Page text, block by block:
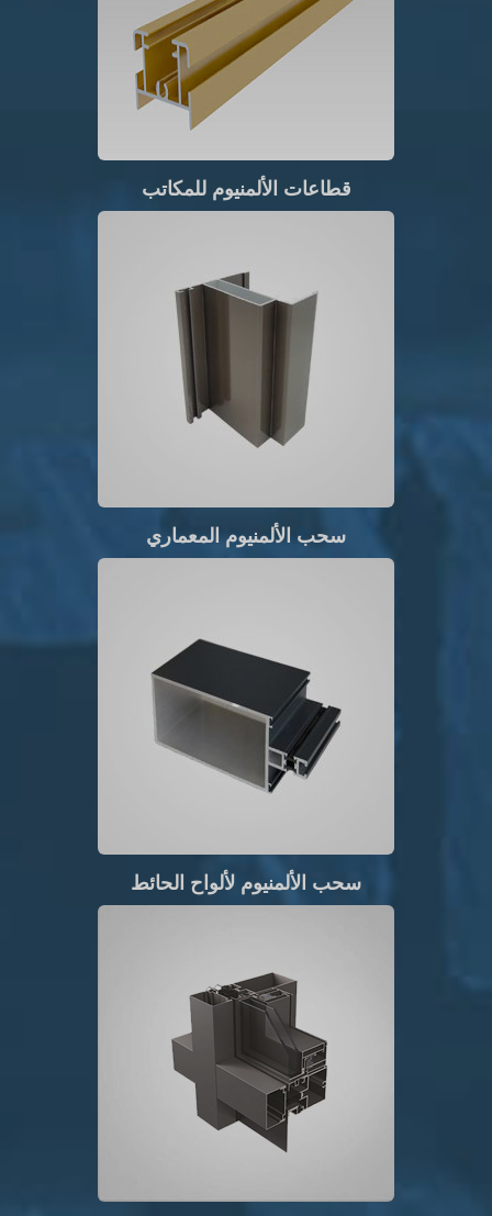
قطاعات الألمنيوم للمكاتب
سحب الألمنيوم المعماري
سحب الألمنيوم لألواح الحائط